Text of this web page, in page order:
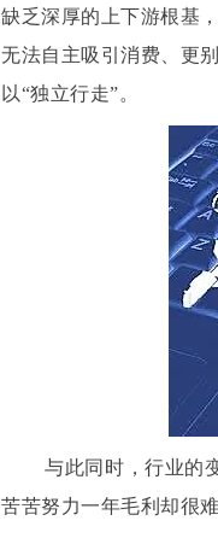
缺乏深厚的上下游根基
无法自主吸引消费、更
以“独立行走”。
与此同时，行业的变
苦苦努力一年毛利却很